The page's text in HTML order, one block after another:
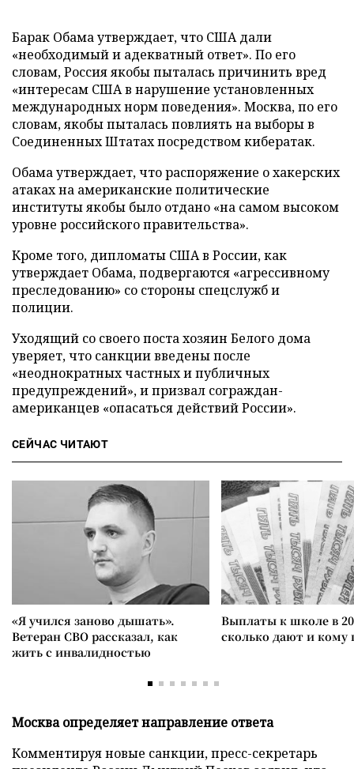
Барак Обама утверждает, что США дали
«необходимый и адекватный ответ». По его
словам, Россия якобы пыталась причинить вред
«интересам США в нарушение установленных
международных норм поведения». Москва, по его
словам, якобы пыталась повлиять на выборы в
Соединенных Штатах посредством кибератак.
Обама утверждает, что распоряжение о хакерских
атаках на американские политические
институты якобы было отдано «на самом высоком
уровне российского правительства».
Кроме того, дипломаты США в России, как
утверждает Обама, подвергаются «агрессивному
преследованию» со стороны спецслужб и
полиции.
Уходящий со своего поста хозяин Белого дома
уверяет, что санкции введены после
«неоднократных частных и публичных
предупреждений», и призвал сограждан-
американцев «опасаться действий России».
СЕЙЧАС ЧИТАЮТ
«Я учился заново дышать».
Ветеран СВО рассказал, как
жить с инвалидностью
Выплаты к школе в
сколько дают и
Москва определяет направление ответа
Комментируя новые санкции, пресс-секретарь